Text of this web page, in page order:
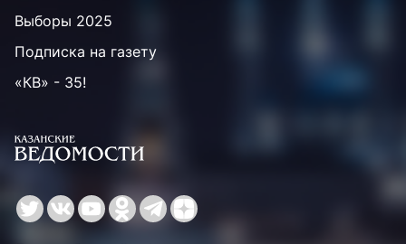
Выборы 2025
Подписка на газету
«КВ» - 35!